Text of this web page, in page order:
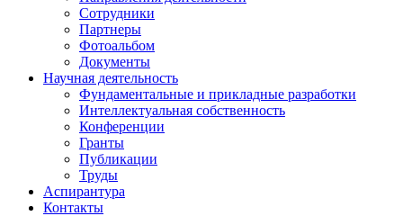
Сотрудники
Партнеры
Фотоальбом
Документы
Научная деятельность
Фундаментальные и прикладные разработки
Интеллектуальная собственность
Конференции
Гранты
Публикации
Труды
Аспирантура
Контакты